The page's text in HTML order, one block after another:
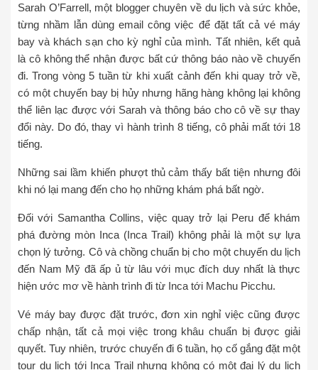
Sarah O’Farrell, một blogger chuyên về du lịch và sức khỏe,
từng nhầm lẫn dùng email công việc để đặt tất cả vé máy
bay và khách sạn cho kỳ nghỉ của mình. Tất nhiên, kết quả
là cô không thể nhận được bất cứ thông báo nào về chuyến
đi. Trong vòng 5 tuần từ khi xuất cảnh đến khi quay trở về,
có một chuyến bay bị hủy nhưng hãng hàng không lại không
thể liên lạc được với Sarah và thông báo cho cô về sự thay
đổi này. Do đó, thay vì hành trình 8 tiếng, cô phải mất tới 18
tiếng.
Những sai lầm khiến phượt thủ cảm thấy bất tiện nhưng đôi
khi nó lại mang đến cho họ những khám phá bất ngờ.
Đối với Samantha Collins, việc quay trở lại Peru để khám
phá đường mòn Inca (Inca Trail) không phải là một sự lựa
chọn lý tưởng. Cô và chồng chuẩn bị cho một chuyến du lịch
đến Nam Mỹ đã ấp ủ từ lâu với mục đích duy nhất là thực
hiện ước mơ về hành trình đi từ Inca tới Machu Picchu.
Vé máy bay được đặt trước, đơn xin nghỉ việc cũng được
chấp nhận, tất cả mọi việc trong khâu chuẩn bị được giải
quyết. Tuy nhiên, trước chuyến đi 6 tuần, họ cố gắng đặt một
tour du lịch tới Inca Trail nhưng không có một đại lý du lịch